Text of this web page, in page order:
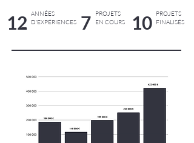
12 ANNÉES
D'EXPÉRIENCES
7
PROJETS
EN COURS
10 PROJETS
FINALISÉS